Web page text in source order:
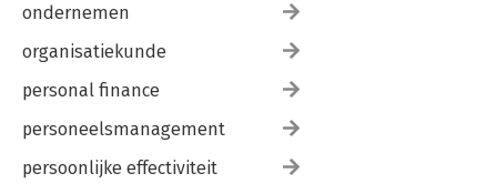
ondernemen
organisatiekunde
personal finance
personeelsmanagement
persoonlijke effectiviteit